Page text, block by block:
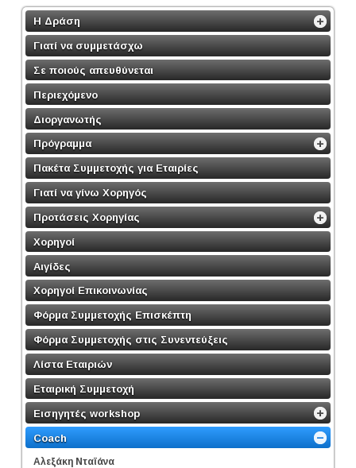
Η Δράση
Γιατί να συμμετάσχω
Σε ποιούς απευθύνεται
Περιεχόμενο
Διοργανωτής
Πρόγραμμα
Πακέτα Συμμετοχής για Εταιρίες
Γιατί να γίνω Χορηγός
Προτάσεις Χορηγίας
Χορηγοί
Αιγίδες
Χορηγοί Επικοινωνίας
Φόρμα Συμμετοχής Επισκέπτη
Φόρμα Συμμετοχής στις Συνεντεύξεις
Λίστα Εταιριών
Εταιρική Συμμετοχή
Εισηγητές workshop
Coach
Αλεξάκη Νταϊάνα